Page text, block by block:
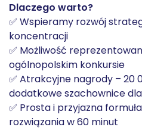
Dlaczego warto?
✅ Wspieramy rozwój
koncentracji
✅ Możliwość
ogólnopolskim konkursie
✅ Atrakcyjne nagrody – 20
dodatkowe szachownice dla
✅ Prosta i przyjazna
rozwiązania w 60 minut